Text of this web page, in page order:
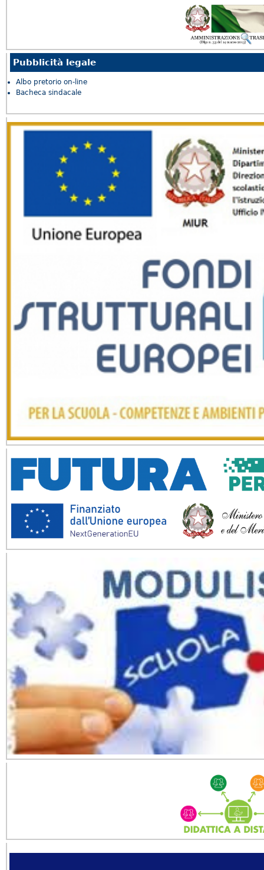
Pubblicità legale
Albo pretorio on-line
Bacheca sindacale